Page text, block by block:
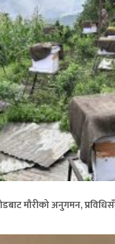
मौरीको अनुगमन,